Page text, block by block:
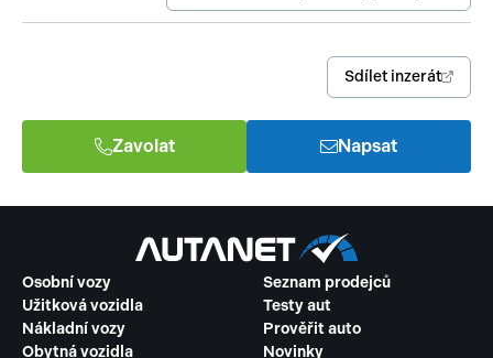
Sdílet inzerát
Zavolat Napsat
Osobní vozy
Užitková vozidla
Nákladní vozy
Obytná vozidla
Seznam prodejců
Testy aut
Prověřit auto
Novinky